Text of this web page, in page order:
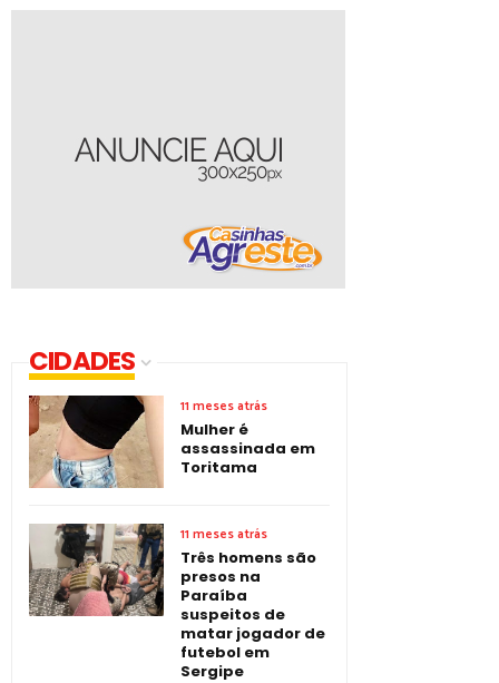
CIDADES
11 meses atrás
Mulher é
assassinada em
Toritama
11 meses atrás
Três homens são
presos na
Paraíba
suspeitos de
matar jogador de
futebol em
Sergipe